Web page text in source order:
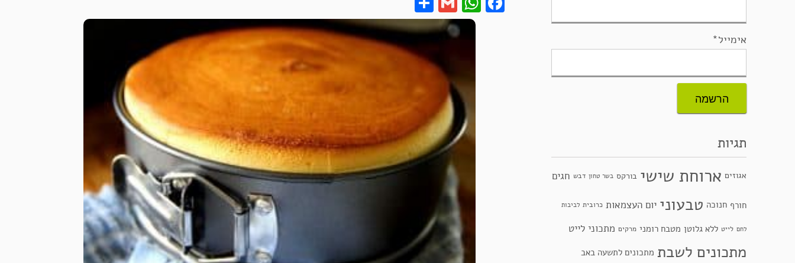
אימייל*
תגיות
אגוזים ארוחת שישי בורקס בשר טחון דבש חגים
חורף חנוכה טבעוני יום העצמאות כרובית לביבות
לחם לייט ללא גלוטן מטבח רומני מרקים מתכוני לייט
מתכונים לשבת מתכונים לתשעה באב